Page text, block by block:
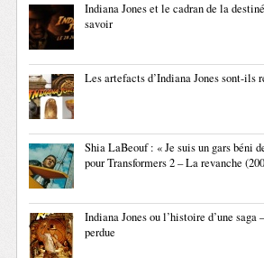
Indiana Jones et le cadran de la
savoir
Les artefacts d’Indiana Jones sont-ils
Shia LaBeouf : « Je suis un gars béni
pour Transformers 2 – La revanche
Indiana Jones ou l’histoire d’une saga
perdue